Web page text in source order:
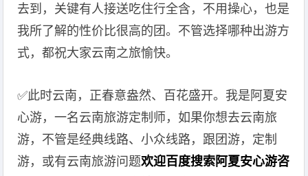
去到，关键有人接送吃住行全含，不用操心，也是
我所了解的性价比很高的团。不管选择哪种出游方
式，都祝大家云南之旅愉快。
✅此时云南，正春意盎然、百花盛开。我是阿夏安
心游，一名云南旅游定制师，如果你想去云南旅
游，不管是经典线路、小众线路，跟团游，定制
游，或有云南旅游问题欢迎百度搜索阿夏安心游咨